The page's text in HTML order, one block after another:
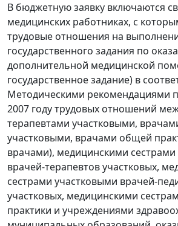
В бюджетную заявку включаются
медицинских работниках, с
трудовые отношения на
государственного задания по
дополнительной медицинской
государственное задание) в
Методическими рекомендациями
2007 году трудовых отношений
терапевтами участковыми,
участковыми, врачами общей
врачами), медицинскими
врачей-терапевтов участковых,
сестрами участковыми врачей-
участковых, медицинскими
практики и учреждениями